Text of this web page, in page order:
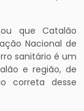
que Catalão
Nacional de
sanitário é um
e região, de
correta desse